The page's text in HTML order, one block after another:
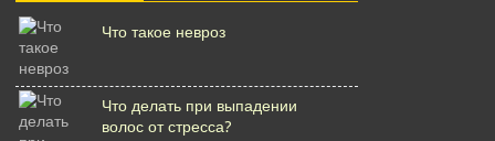
Что такое невроз
Что делать при выпадении
волос от стресса?